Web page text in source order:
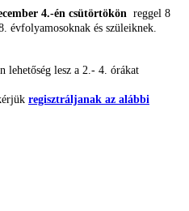
4.-én csütörtökön reggel 8
évfolyamosoknak és szüleiknek.
lehetőség lesz a 2.- 4. órákat
regisztráljanak az alábbi